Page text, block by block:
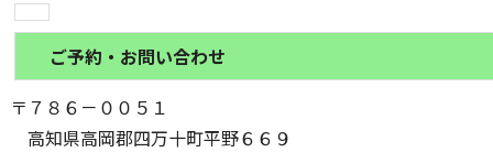
ご予約・お問い合わせ
〒７８６－００５１
高知県高岡郡四万十町平野６６９